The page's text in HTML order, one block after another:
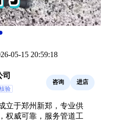
05-15 20:59:18
验
咨询 进店
立于郑州新郑，专业供
权威可靠，服务管道工